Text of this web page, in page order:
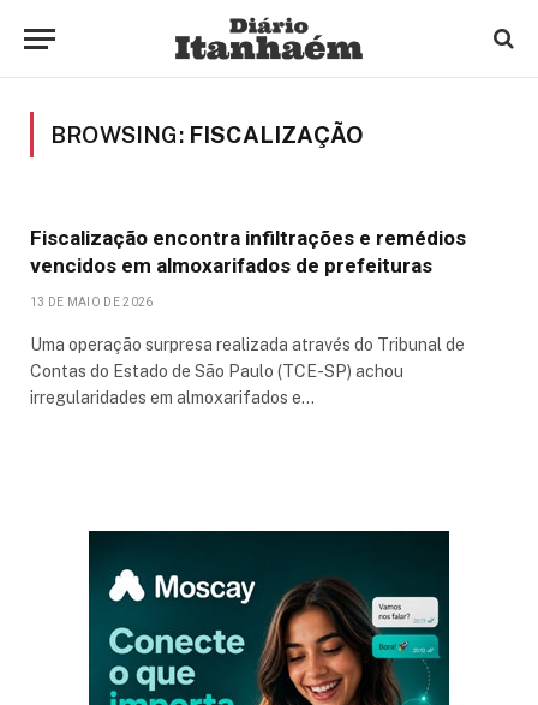
BROWSING: FISCALIZAÇÃO
Fiscalização encontra infiltrações e remédios
vencidos em almoxarifados de prefeituras
13 DE MAIO DE 2026
Uma operação surpresa realizada através do Tribunal de
Contas do Estado de São Paulo (TCE-SP) achou
irregularidades em almoxarifados e…